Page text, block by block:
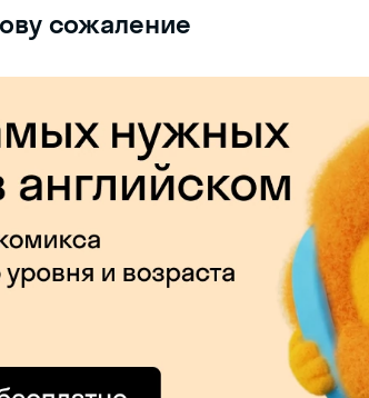
сожаление